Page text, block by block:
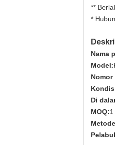
**
*
Nama
Model:
Nomor
Di
MOQ:1